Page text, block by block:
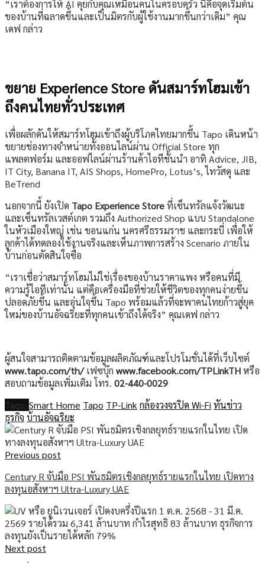
“เราต้องการให้ AI คุยกับคุณเหมือนคนในครอบครัว นี่คือจุดเริ่มต้น
ของบ้านที่ฉลาดขึ้นและเป็นมิตรกับผู้ใช้งานมากขึ้นกว่าเดิม” คุณ
เดฟ กล่าว
ขยาย Experience Store ดันสมาร์ทโฮมเข้า
ถึงคนไทยทั่วประเทศ
เพื่อผลักดันให้สมาร์ทโฮมเข้าถึงผู้บริโภคไทยมากขึ้น Tapo เดินหน้า
ขยายช่องทางจำหน่ายทั้งออนไลน์ผ่าน Official Store ทุก
แพลตฟอร์ม และออฟไลน์ผ่านร้านค้าไอทีชั้นนำ อาทิ Advice, JIB,
IT City, Banana IT, AIS Shops, HomePro, Lotus’s, ไทวัสดุ และ
BeTrend
นอกจากนี้ ยังเปิด Tapo Experience Storeที่เซ็นทรัลแจ้งวัฒนะ
และเซ็นทรัลเวสต์เกต รวมถึง Authorized Shop แบบ Standalone
ในหัวเมืองใหญ่ เช่น ขอนแก่น นครศรีธรรมราช และกระบี่ เพื่อให้
ลูกค้าได้ทดลองใช้งานจริงและเห็นภาพการสร้าง Scenario ภายใน
บ้านก่อนตัดสินใจซื้อ
“เราเชื่อว่าสมาร์ทโฮมไม่ใช่เรื่องของบ้านราคาแพง หรือคนที่มี
ความรู้ไอทีเท่านั้น แต่คือเครื่องมือที่ช่วยให้ชีวิตของทุกคนง่ายขึ้น
ปลอดภัยขึ้น และอุ่นใจขึ้น Tapo พร้อมแล้วที่จะพาคนไทยก้าวสู่ยุค
ใหม่ของบ้านอัจฉริยะที่ทุกคนเข้าถึงได้จริง” คุณเดฟ กล่าว
ผู้สนใจสามารถติดตามข้อมูลผลิตภัณฑ์และโปรโมชั่นได้ที่เว็บไซต์
www.tapo.com/th/เฟซบุ๊ก www.facebook.com/TPLinkTHหรือ
สอบถามข้อมูลเพิ่มเติม โทร. 02-440-0029
Tags: Smart Home Tapo TP-Link กล้องวงจรปิด Wi-Fi ทันข่าว
ธุรกิจ บ้านอัจฉริยะ
Previous post
Century R จับมือ PSI พันธมิตรเชิงกลยุทธ์รายแรกในไทย เปิดทาง
ลงทุนอสังหาฯ Ultra-Luxury UAE
Next post